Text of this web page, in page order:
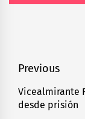
Navegación
de
entradas
Previous
Previous
post:
Vicealmirante
desde prisión